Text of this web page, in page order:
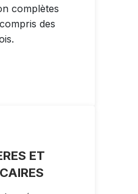
complètes
des
ET